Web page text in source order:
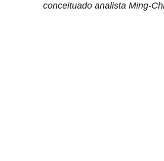
conceituado analista Ming-